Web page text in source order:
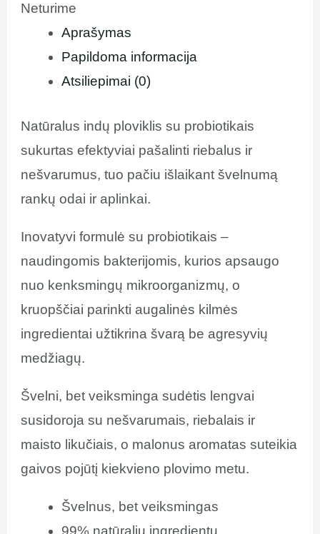
Neturime
Aprašymas
Papildoma informacija
Atsiliepimai (0)
Natūralus indų ploviklis su probiotikais
sukurtas efektyviai pašalinti riebalus ir
nešvarumus, tuo pačiu išlaikant švelnumą
rankų odai ir aplinkai.
Inovatyvi formulė su probiotikais –
naudingomis bakterijomis, kurios apsaugo
nuo kenksmingų mikroorganizmų, o
kruopščiai parinkti augalinės kilmės
ingredientai užtikrina švarą be agresyvių
medžiagų.
Švelni, bet veiksminga sudėtis lengvai
susidoroja su nešvarumais, riebalais ir
maisto likučiais, o malonus aromatas suteikia
gaivos pojūtį kiekvieno plovimo metu.
Švelnus, bet veiksmingas
99% natūralių ingredientų